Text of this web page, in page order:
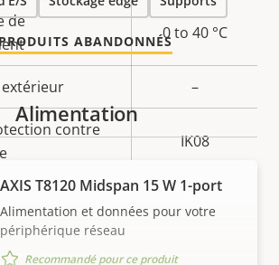
de
0 to 40 °C
–
contre
IK08
IP IP42
repeint
ABANDONNÉS
Alimentation
AXIS T8120 Midspan 15 W 1-port
Alimentation et données pour votre
périphérique réseau
Recommandé pour ce produit